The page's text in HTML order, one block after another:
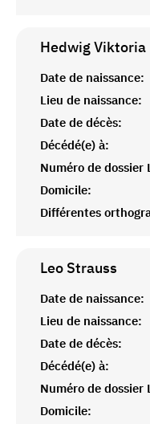
Hedwig Viktoria
Date de naissance:
Lieu de naissance:
Date de décès:
Décédé(e) à:
Numéro de dossier
Domicile:
Différentes
Leo Strauss
Date de naissance:
Lieu de naissance:
Date de décès:
Décédé(e) à:
Numéro de dossier
Domicile: